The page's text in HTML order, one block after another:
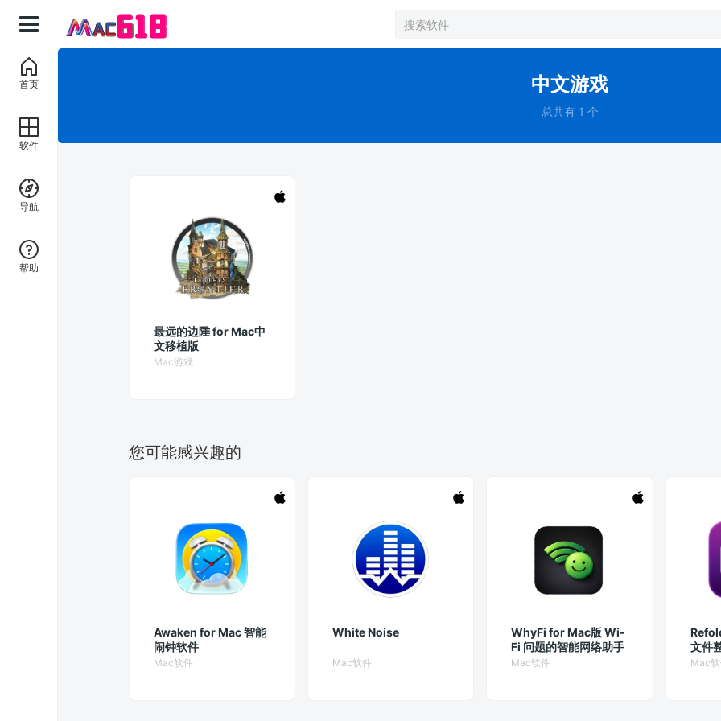
中文游戏
总共有 1 个
最远的边陲 for Mac中
文移植版
Mac游戏
您可能感兴趣的
Awaken for Mac 智能
闹钟软件
Mac软件
White Noise
Mac软件
WhyFi for Mac版 Wi-
Fi 问题的智能网络助手
Mac软件
文件
Mac
首页
软件
导航
帮助